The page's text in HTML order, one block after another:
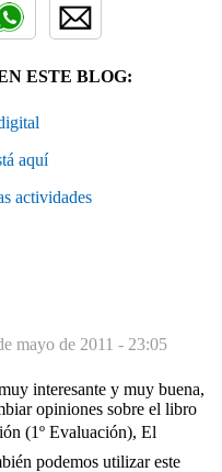
ESTE BLOG:
aquí
actividades
mayo de 2011 - 23:05
interesante y muy buena,
opiniones sobre el libro
(1º Evaluación), El
podemos utilizar este